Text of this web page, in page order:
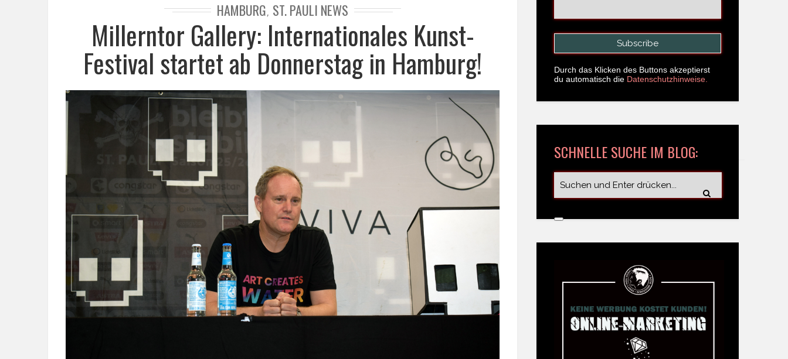
HAMBURG, ST. PAULI NEWS
Millerntor Gallery: Internationales Kunst-
Festival startet ab Donnerstag in Hamburg!
Durch das Klicken des Buttons akzeptierst
du automatisch die Datenschutzhinweise.
SCHNELLE SUCHE IM BLOG: